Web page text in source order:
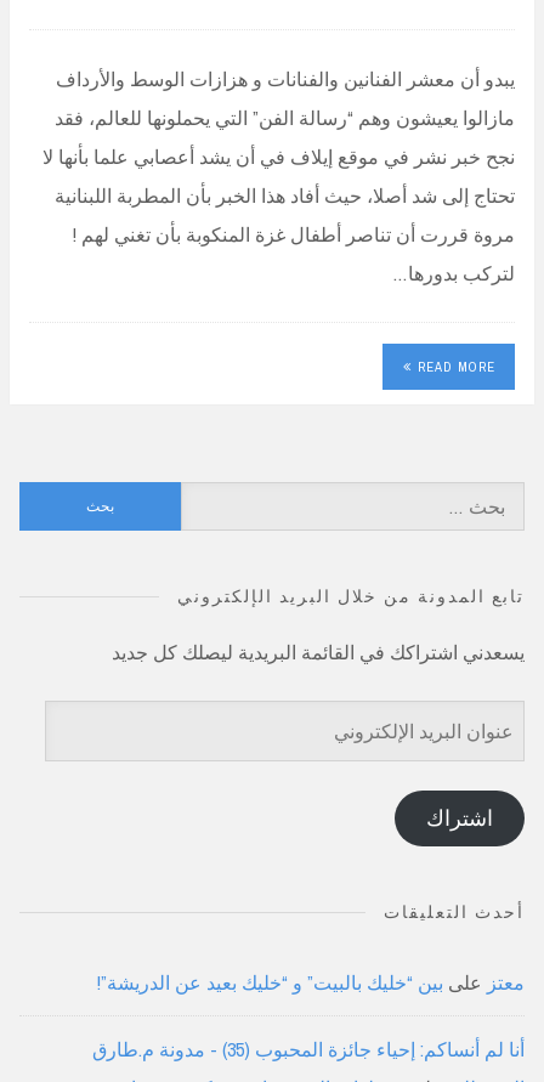
يبدو أن معشر الفنانين والفنانات و هزازات الوسط والأرداف
مازالوا يعيشون وهم “رسالة الفن” التي يحملونها للعالم، فقد
نجح خبر نشر في موقع إيلاف في أن يشد أعصابي علما بأنها لا
تحتاج إلى شد أصلا، حيث أفاد هذا الخبر بأن المطربة اللبنانية
مروة قررت أن تناصر أطفال غزة المنكوبة بأن تغني لهم !
لتركب بدورها…
READ MORE
عن:
تابع المدونة من خلال البريد الإلكتروني
يسعدني اشتراكك في القائمة البريدية ليصلك كل جديد
عنوان
البريد
الإلكتروني
اشتراك
أحدث التعليقات
معتز على بين “خليك بالبيت” و “خليك بعيد عن الدريشة”!
أنا لم أنساكم: إحياء جائزة المحبوب (35) - مدونة م.طارق